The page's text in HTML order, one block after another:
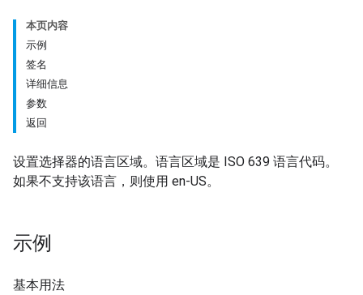
本页内容
示例
签名
详细信息
参数
返回
设置选择器的语言区域。语言区域是 ISO 639 语言代码。
如果不支持该语言，则使用 en-US。
示例
基本用法